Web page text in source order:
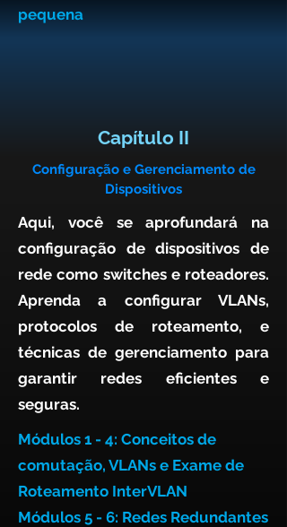
pequena
Capítulo II
Configuração e Gerenciamento de
Dispositivos
Aqui, você se aprofundará na
configuração de dispositivos de
rede como switches e roteadores.
Aprenda a configurar VLANs,
protocolos de roteamento, e
técnicas de gerenciamento para
garantir redes eficientes e
seguras.
Módulos 1 - 4: Conceitos de
comutação, VLANs e Exame de
Roteamento InterVLAN
Módulos 5 - 6: Redes Redundantes